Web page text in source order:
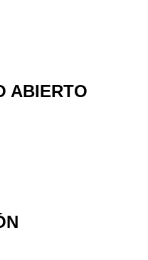
ABIERTO